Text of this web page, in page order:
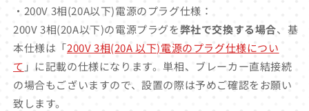
・200V 3相(20A以下)電源のプラグ仕様：
200V 3相(20A以下)の電源プラグを弊社で交換する場合、基
本仕様は「200V 3相(20A 以下)電源のプラグ仕様につい
て 」に記載の仕様になります。単相、ブレーカー直結接続
の場合もございますので、設置の際は予めご確認をお願い
致します。